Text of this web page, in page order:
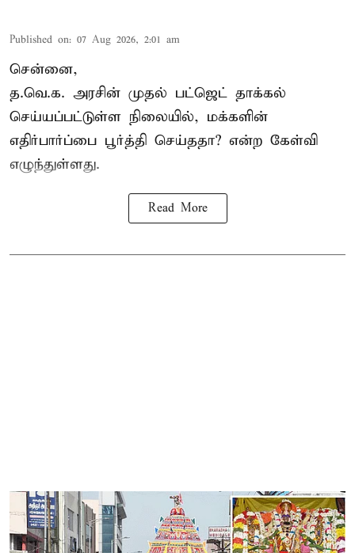
Published on: 07 Aug 2026, 2:01 am
சென்னை,
த.வெ.க. அரசின் முதல் பட்ஜெட் தாக்கல்
செய்யப்பட்டுள்ள நிலையில், மக்களின்
எதிர்பார்ப்பை பூர்த்தி செய்ததா? என்ற கேள்வி
எழுந்துள்ளது.
Read More